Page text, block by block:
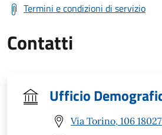
Termini e condizioni di servizio
Contatti
Ufficio
Via Torino, 106